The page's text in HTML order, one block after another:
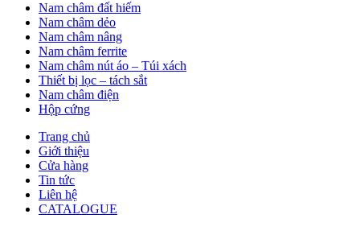
Nam châm đất hiếm
Nam châm dẻo
Nam châm nâng
Nam châm ferrite
Nam châm nút áo – Túi xách
Thiết bị lọc – tách sắt
Nam châm điện
Hộp cứng
Trang chủ
Giới thiệu
Cửa hàng
Tin tức
Liên hệ
CATALOGUE